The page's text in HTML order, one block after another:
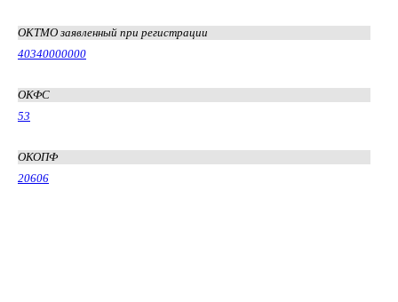
ОКТМО заявленный при регистрации
40340000000
ОКФС
53
ОКОПФ
20606